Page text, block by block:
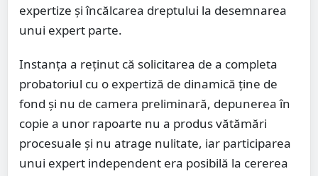
expertize și încălcarea dreptului la desemnarea
unui expert parte.
Instanța a reținut că solicitarea de a completa
probatoriul cu o expertiză de dinamică ține de
fond și nu de camera preliminară, depunerea în
copie a unor rapoarte nu a produs vătămări
procesuale și nu atrage nulitate, iar participarea
unui expert independent era posibilă la cererea